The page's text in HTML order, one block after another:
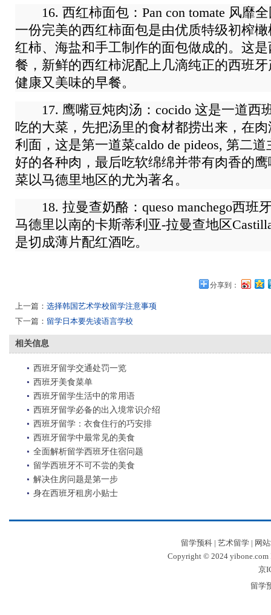
16. 西红柿面包：Pan con tomate 风靡
一份完美的西红柿面包是由优质特级初榨
红柿、海盐和手工制作的面包做成的。这
餐，新鲜的西红柿泥配上几滴纯正的西班
健康又美味的早餐。
17. 鹰嘴豆炖肉汤：cocido 这是一道西
吃的大菜，先把汤里的食材都捞出来，在
利面，这是第一道菜caldo de pideos, 第二
好的各种肉，最后吃软绵绵并带有肉香的鹰
菜以马德里地区的尤为著名。
18. 拉曼查奶酪：queso manchego西班
马德里以南的卡斯蒂利亚-拉曼查地区
是切成薄片配红酒吃。
分享到：
上一篇： 选择韩国艺术学校留学注意事项
下一篇： 留学日本要先读语言学校
相关信息
西班牙留学交通处罚一览
西班牙美食菜单
西班牙留学生活中的常用语
西班牙留学必备的出入境常识介绍
西班牙留学：衣食住行的巧安排
西班牙留学中最常见的美食
全面解析留学西班牙住宿问题
留学西班牙不可不尝的美食
解决住房问题是第一步
身在西班牙租房小贴士
留学预科| 艺术留学| 网
Copyright © 2024 yibone.com
京
留学